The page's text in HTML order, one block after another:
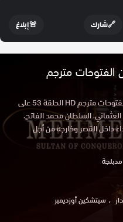
🔗شارك 🚨إبلاغ
مترجم
مشاهدة مسلسل محمد الفاتح سلطان الفتوحات مترجم HD الحلقة 53 على
السلطان محمد الفاتح.
داخل القصر وخارجه من أجل
سيتشكين أوزديمير